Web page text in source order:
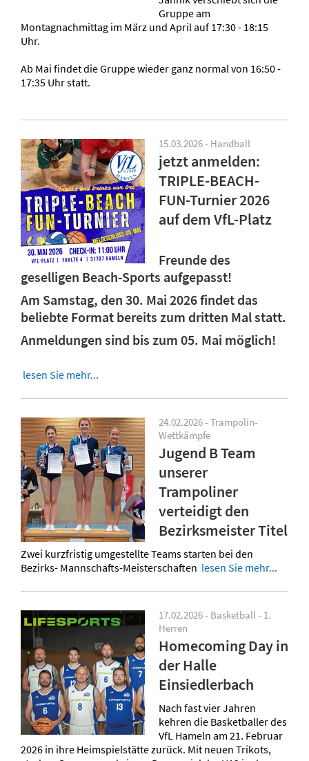
Gruppe am
Montagnachmittag im März und April auf 17:30 - 18:15
Uhr.
Ab Mai findet die Gruppe wieder ganz normal von 16:50 -
17:35 Uhr statt.
15.03.2026 - Handball
jetzt anmelden:
TRIPLE-BEACH-
FUN-Turnier 2026
auf dem VfL-Platz
Freunde des
geselligen Beach-Sports aufgepasst!
Am Samstag, den 30. Mai 2026 findet das
beliebte Format bereits zum dritten Mal statt.
Anmeldungen sind bis zum 05. Mai möglich!
lesen Sie mehr...
24.02.2026 - Trampolin-
Wettkämpfe
Jugend B Team
unserer
Trampoliner
verteidigt den
Bezirksmeister Titel
Zwei kurzfristig umgestellte Teams starten bei den
Bezirks- Mannschafts-Meisterschaften lesen Sie mehr...
17.02.2026 - Basketball - 1.
Herren
Homecoming Day in
der Halle
Einsiedlerbach
Nach fast vier Jahren
kehren die Basketballer des
VfL Hameln am 21. Februar
2026 in ihre Heimspielstätte zurück. Mit neuen Trikots,